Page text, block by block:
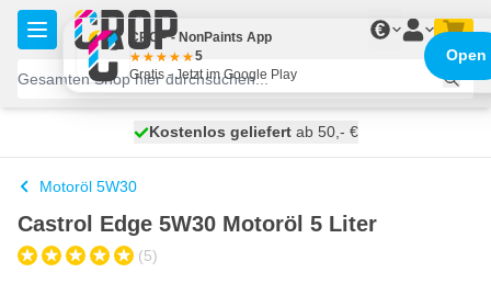
Zum Inhalt springen
€
heute versendet
Kostenlos geliefertab 50,- €
100 Tage
Motoröl 5W30
Castrol Edge 5W30 Motoröl 5 Liter
(5)
CROP - NonPaints App
5
Gratis - Jetzt im Google Play
Open